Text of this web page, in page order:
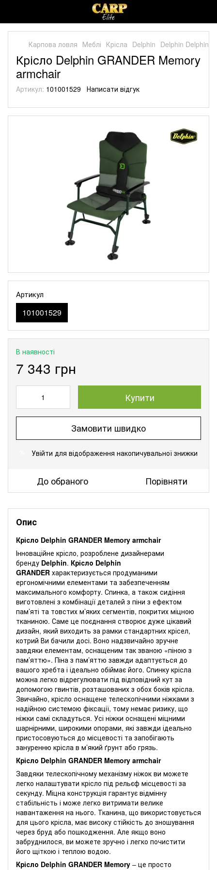
Карпова ловля Меблі Крісла Delphin Delphin Delphin
Крісло Delphin GRANDER Memory
armchair
Артикул: 101001529 Написати відгук
Артикул
101001529
В наявності
7 343 грн
Купити
Замовити швидко
Увійти для відображення накопичувальної знижки
До обраного Порівняти
Опис
Крісло Delphin GRANDER Memory armchair
Інноваційне крісло, розроблене дизайнерами
бренду Delphin. Крісло Delphin
GRANDER характеризується продуманими
ергономічними елементами та забезпеченням
максимального комфорту. Спинка, а також сидіння
виготовлені з комбінації деталей з піни з ефектом
пам’яті та товстих м’яких сегментів, покритих міцною
тканиною. Саме це поєднання створює дуже цікавий
дизайн, який виходить за рамки стандартних крісел,
котрий Ви бачили досі. Воно надзвичайно зручне
завдяки елементам, оснащеним так званою «піною з
пам’яттю». Піна з пам’яттю завжди адаптується до
вашого хребта і ідеально обіймає його. Спинку крісла
можна легко відрегулювати під відповідний кут за
допомогою гвинтів, розташованих з обох боків крісла.
Звичайно, крісло оснащене телескопічними ніжками з
надійною системою фіксації, тому немає ризику, що
ніжки самі складуться. Усі ніжки оснащені міцними
шарнірними, широкими опорами, які завжди ідеально
пристосовуються до місцевості та запобігають
зануренню крісла в м’який ґрунт або грязь.
Крісло Delphin GRANDER Memory armchair
Завдяки телескопічному механізму ніжок ви можете
легко налаштувати крісло під рельєф місцевості за
секунду. Міцна конструкція гарантує відмінну
стабільність і може легко витримати велике
навантаження на нього. Тканина, що використовується
для цього крісла, має високу стійкість до зношування
через бруд або пошкодження. Але якщо воно
забруднилося, ви можете зручно і легко почистити
його щіткою і теплою водою.
Крісло Delphin GRANDER Memory – це просто